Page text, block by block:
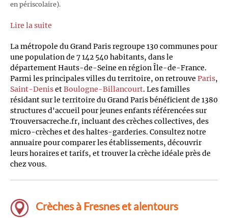
en périscolaire).
Lire la suite
La métropole du Grand Paris regroupe 130 communes pour
une population de 7 142 540 habitants, dans le
département Hauts-de-Seine en région Île-de-France.
Parmi les principales villes du territoire, on retrouve Paris,
Saint-DenisetBoulogne-Billancourt. Les familles
résidant sur le territoire du Grand Paris bénéficient de 1380
structures d'accueil pour jeunes enfants référencées sur
Trouversacreche.fr, incluant des crèches collectives, des
micro-crèches et des haltes-garderies. Consultez notre
annuaire pour comparer les établissements, découvrir
leurs horaires et tarifs, et trouver la crèche idéale près de
chez vous.
Crèches à Fresnes et alentours